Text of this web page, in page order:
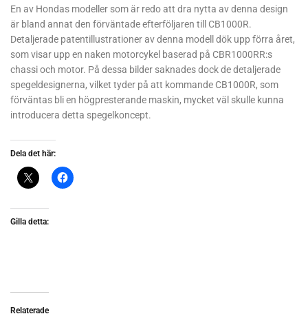
En av Hondas modeller som är redo att dra nytta av denna design
är bland annat den förväntade efterföljaren till CB1000R.
Detaljerade patentillustrationer av denna modell dök upp förra året,
som visar upp en naken motorcykel baserad på CBR1000RR:s
chassi och motor. På dessa bilder saknades dock de detaljerade
spegeldesignerna, vilket tyder på att kommande CB1000R, som
förväntas bli en högpresterande maskin, mycket väl skulle kunna
introducera detta spegelkoncept.
Dela det här:
Gilla detta:
Relaterade